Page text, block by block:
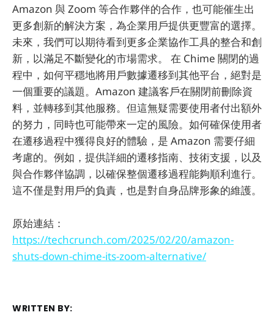
Amazon 與 Zoom 等合作夥伴的合作，也可能催生出
更多創新的解決方案，為企業用戶提供更豐富的選擇。
未來，我們可以期待看到更多企業協作工具的整合和創
新，以滿足不斷變化的市場需求。 在 Chime 關閉的過
程中，如何平穩地將用戶數據遷移到其他平台，絕對是
一個重要的議題。Amazon 建議客戶在關閉前刪除資
料，並轉移到其他服務。但這無疑需要使用者付出額外
的努力，同時也可能帶來一定的風險。如何確保使用者
在遷移過程中獲得良好的體驗，是 Amazon 需要仔細
考慮的。例如，提供詳細的遷移指南、技術支援，以及
與合作夥伴協調，以確保整個遷移過程能夠順利進行。
這不僅是對用戶的負責，也是對自身品牌形象的維護。
原始連結：
https://techcrunch.com/2025/02/20/amazon-
shuts-down-chime-its-zoom-alternative/
WRITTEN BY: